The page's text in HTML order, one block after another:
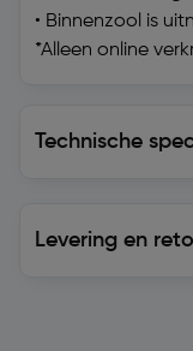
• Binnenzool is
*Alleen online
Technische
Levering en